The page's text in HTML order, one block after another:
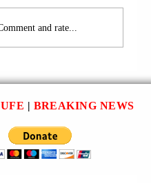
|
ADEMI U
and rate...
| BREAKING NEWS